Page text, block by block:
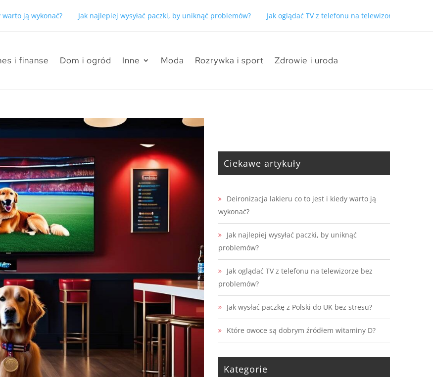
ją wykonać? Jak najlepiej wysyłać paczki, by uniknąć problemów? Jak oglądać TV z telefonu na telewizorze bez
i finanse Dom i ogród Inne Moda Rozrywka i sport Zdrowie i uroda
Ciekawe artykuły
Deironizacja lakieru co to jest i kiedy warto ją
wykonać?
Jak najlepiej wysyłać paczki, by uniknąć
problemów?
Jak oglądać TV z telefonu na telewizorze bez
problemów?
Jak wysłać paczkę z Polski do UK bez stresu?
Które owoce są dobrym źródłem witaminy D?
Kategorie